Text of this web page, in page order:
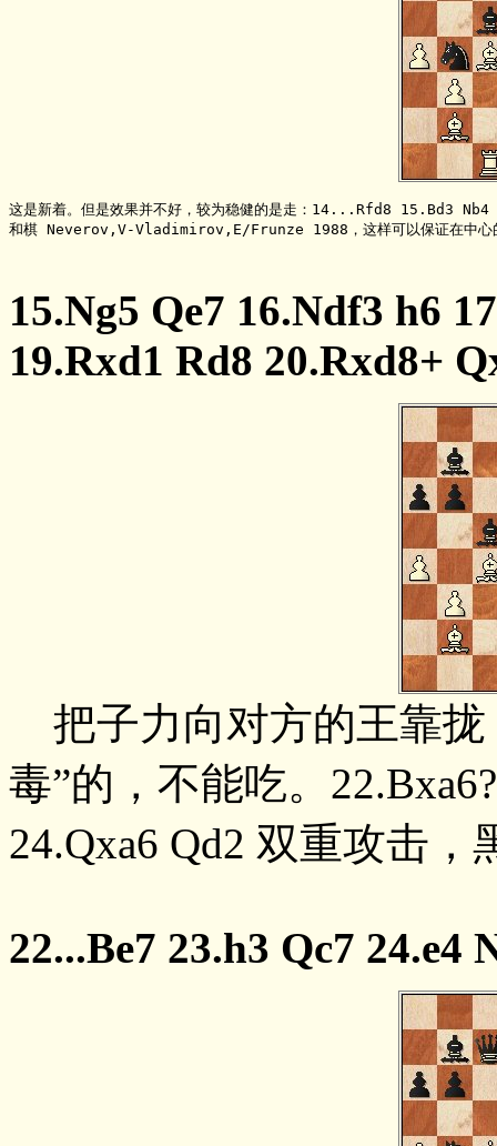
这是新着。但是效果并不好，较为稳健的是走：14...Rfd8
和棋 Neverov,V-Vladimirov,E/Frunze 1988，这样可以保证在中心的
15.Ng5 Qe7 16.Ndf3 h6
19.Rxd1 Rd8 20.Rxd8+
把子力向对方的王靠拢
毒”的，不能吃。
24.Qxa6 Qd2 双重攻击，
22...Be7 23.h3 Qc7